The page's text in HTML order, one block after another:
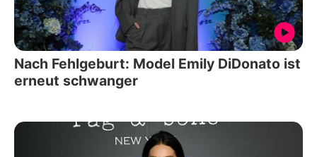
Nach Fehlgeburt: Model Emily DiDonato ist
erneut schwanger